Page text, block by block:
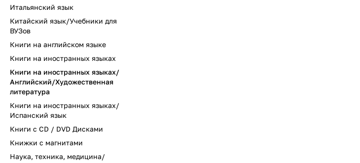
Итальянский язык
Китайский язык/Учебники для
ВУЗов
Книги на английском языке
Книги на иностранных языках
Книги на иностранных языках/
Английский/Художественная
литература
Книги на иностранных языках/
Испанский язык
Книги с CD / DVD Дисками
Книжки с магнитами
Наука, техника, медицина/